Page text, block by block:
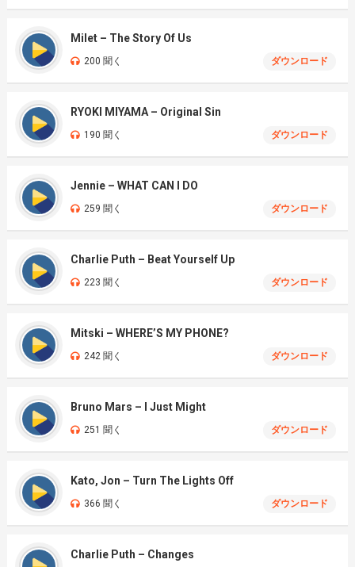
Milet – The Story Of Us
200 聞く ダウンロード
RYOKI MIYAMA – Original Sin
190 聞く ダウンロード
Jennie – WHAT CAN I DO
259 聞く ダウンロード
Charlie Puth – Beat Yourself Up
223 聞く ダウンロード
Mitski – WHERE’S MY PHONE?
242 聞く ダウンロード
Bruno Mars – I Just Might
251 聞く ダウンロード
Kato, Jon – Turn The Lights Off
366 聞く ダウンロード
Charlie Puth – Changes